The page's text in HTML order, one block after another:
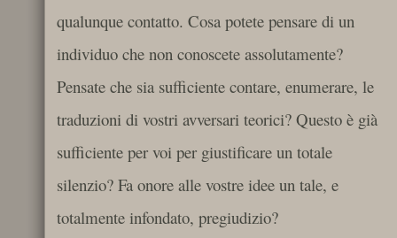
qualunque contatto. Cosa potete pensare di un
individuo che non conoscete assolutamente?
Pensate che sia sufficiente contare, enumerare, le
traduzioni di vostri avversari teorici? Questo è già
sufficiente per voi per giustificare un totale
silenzio? Fa onore alle vostre idee un tale, e
totalmente infondato, pregiudizio?